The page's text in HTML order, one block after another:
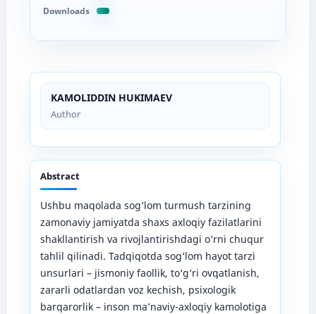
KAMOLIDDIN HUKIMAEV
Author
Abstract
Ushbu maqolada sog‘lom turmush tarzining
zamonaviy jamiyatda shaxs axloqiy fazilatlarini
shakllantirish va rivojlantirishdagi o‘rni chuqur
tahlil qilinadi. Tadqiqotda sog‘lom hayot tarzi
unsurlari – jismoniy faollik, to‘g‘ri ovqatlanish,
zararli odatlardan voz kechish, psixologik
barqarorlik – inson ma’naviy-axloqiy kamolotiga
Downloads